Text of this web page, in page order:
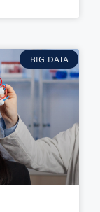
BIG DATA